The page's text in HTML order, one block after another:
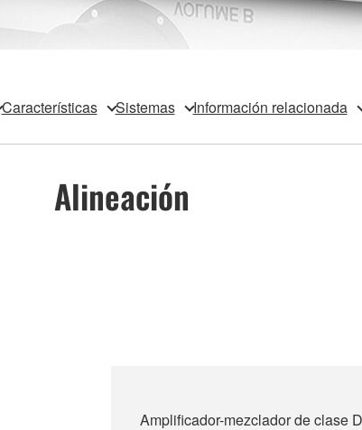
Características Sistemas Información relacionada
Alineación
Amplificador-mezclador de clase